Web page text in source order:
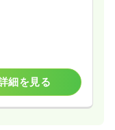
細を見る